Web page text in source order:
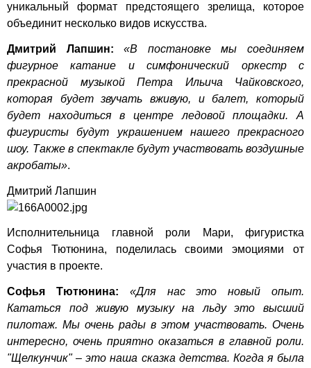
уникальный формат предстоящего зрелища, которое
объединит несколько видов искусства.
Дмитрий Лапшин:
«В постановке мы соединяем
фигурное катание и симфонический оркестр с
прекрасной музыкой Петра Ильича Чайковского,
которая будет звучать вживую, и балет, который
будет находиться в центре ледовой площадки. А
фигуристы будут украшением нашего прекрасного
шоу. Также в спектакле будут участвовать воздушные
акробаты».
Дмитрий Лапшин
Исполнительница главной роли Мари, фигуристка
Софья Тютюнина, поделилась своими эмоциями от
участия в проекте.
Софья Тютюнина:
«Для нас это новый опыт.
Кататься под живую музыку на льду это высший
пилотаж. Мы очень рады в этом участвовать. Очень
интересно, очень приятно оказаться в главной роли.
"Щелкунчик" – это наша сказка детства. Когда я была